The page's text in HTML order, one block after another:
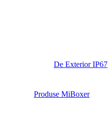
De Exterior IP67
Produse MiBoxer